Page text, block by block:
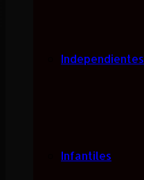
Independientes
Infantiles